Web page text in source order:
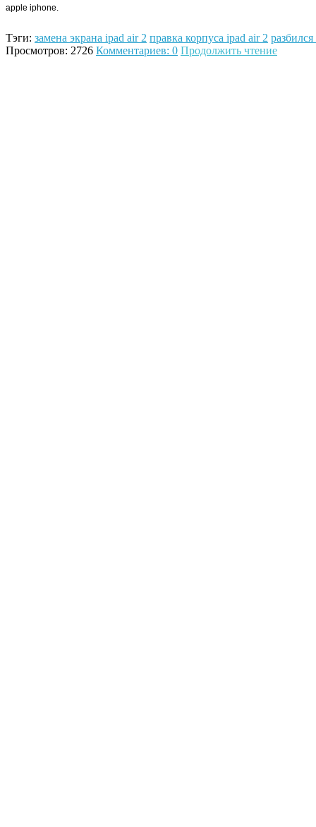
apple iphone.
Тэги: замена экрана ipad air 2 правка корпуса ipad air 2
Просмотров: 2726 Комментариев: 0 Продолжить чтение